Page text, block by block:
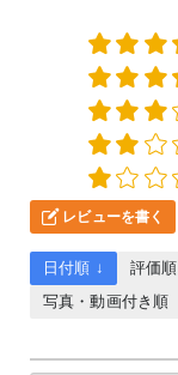
レビューを書く
日付順 ↓ 評価順
写真・動画付き順